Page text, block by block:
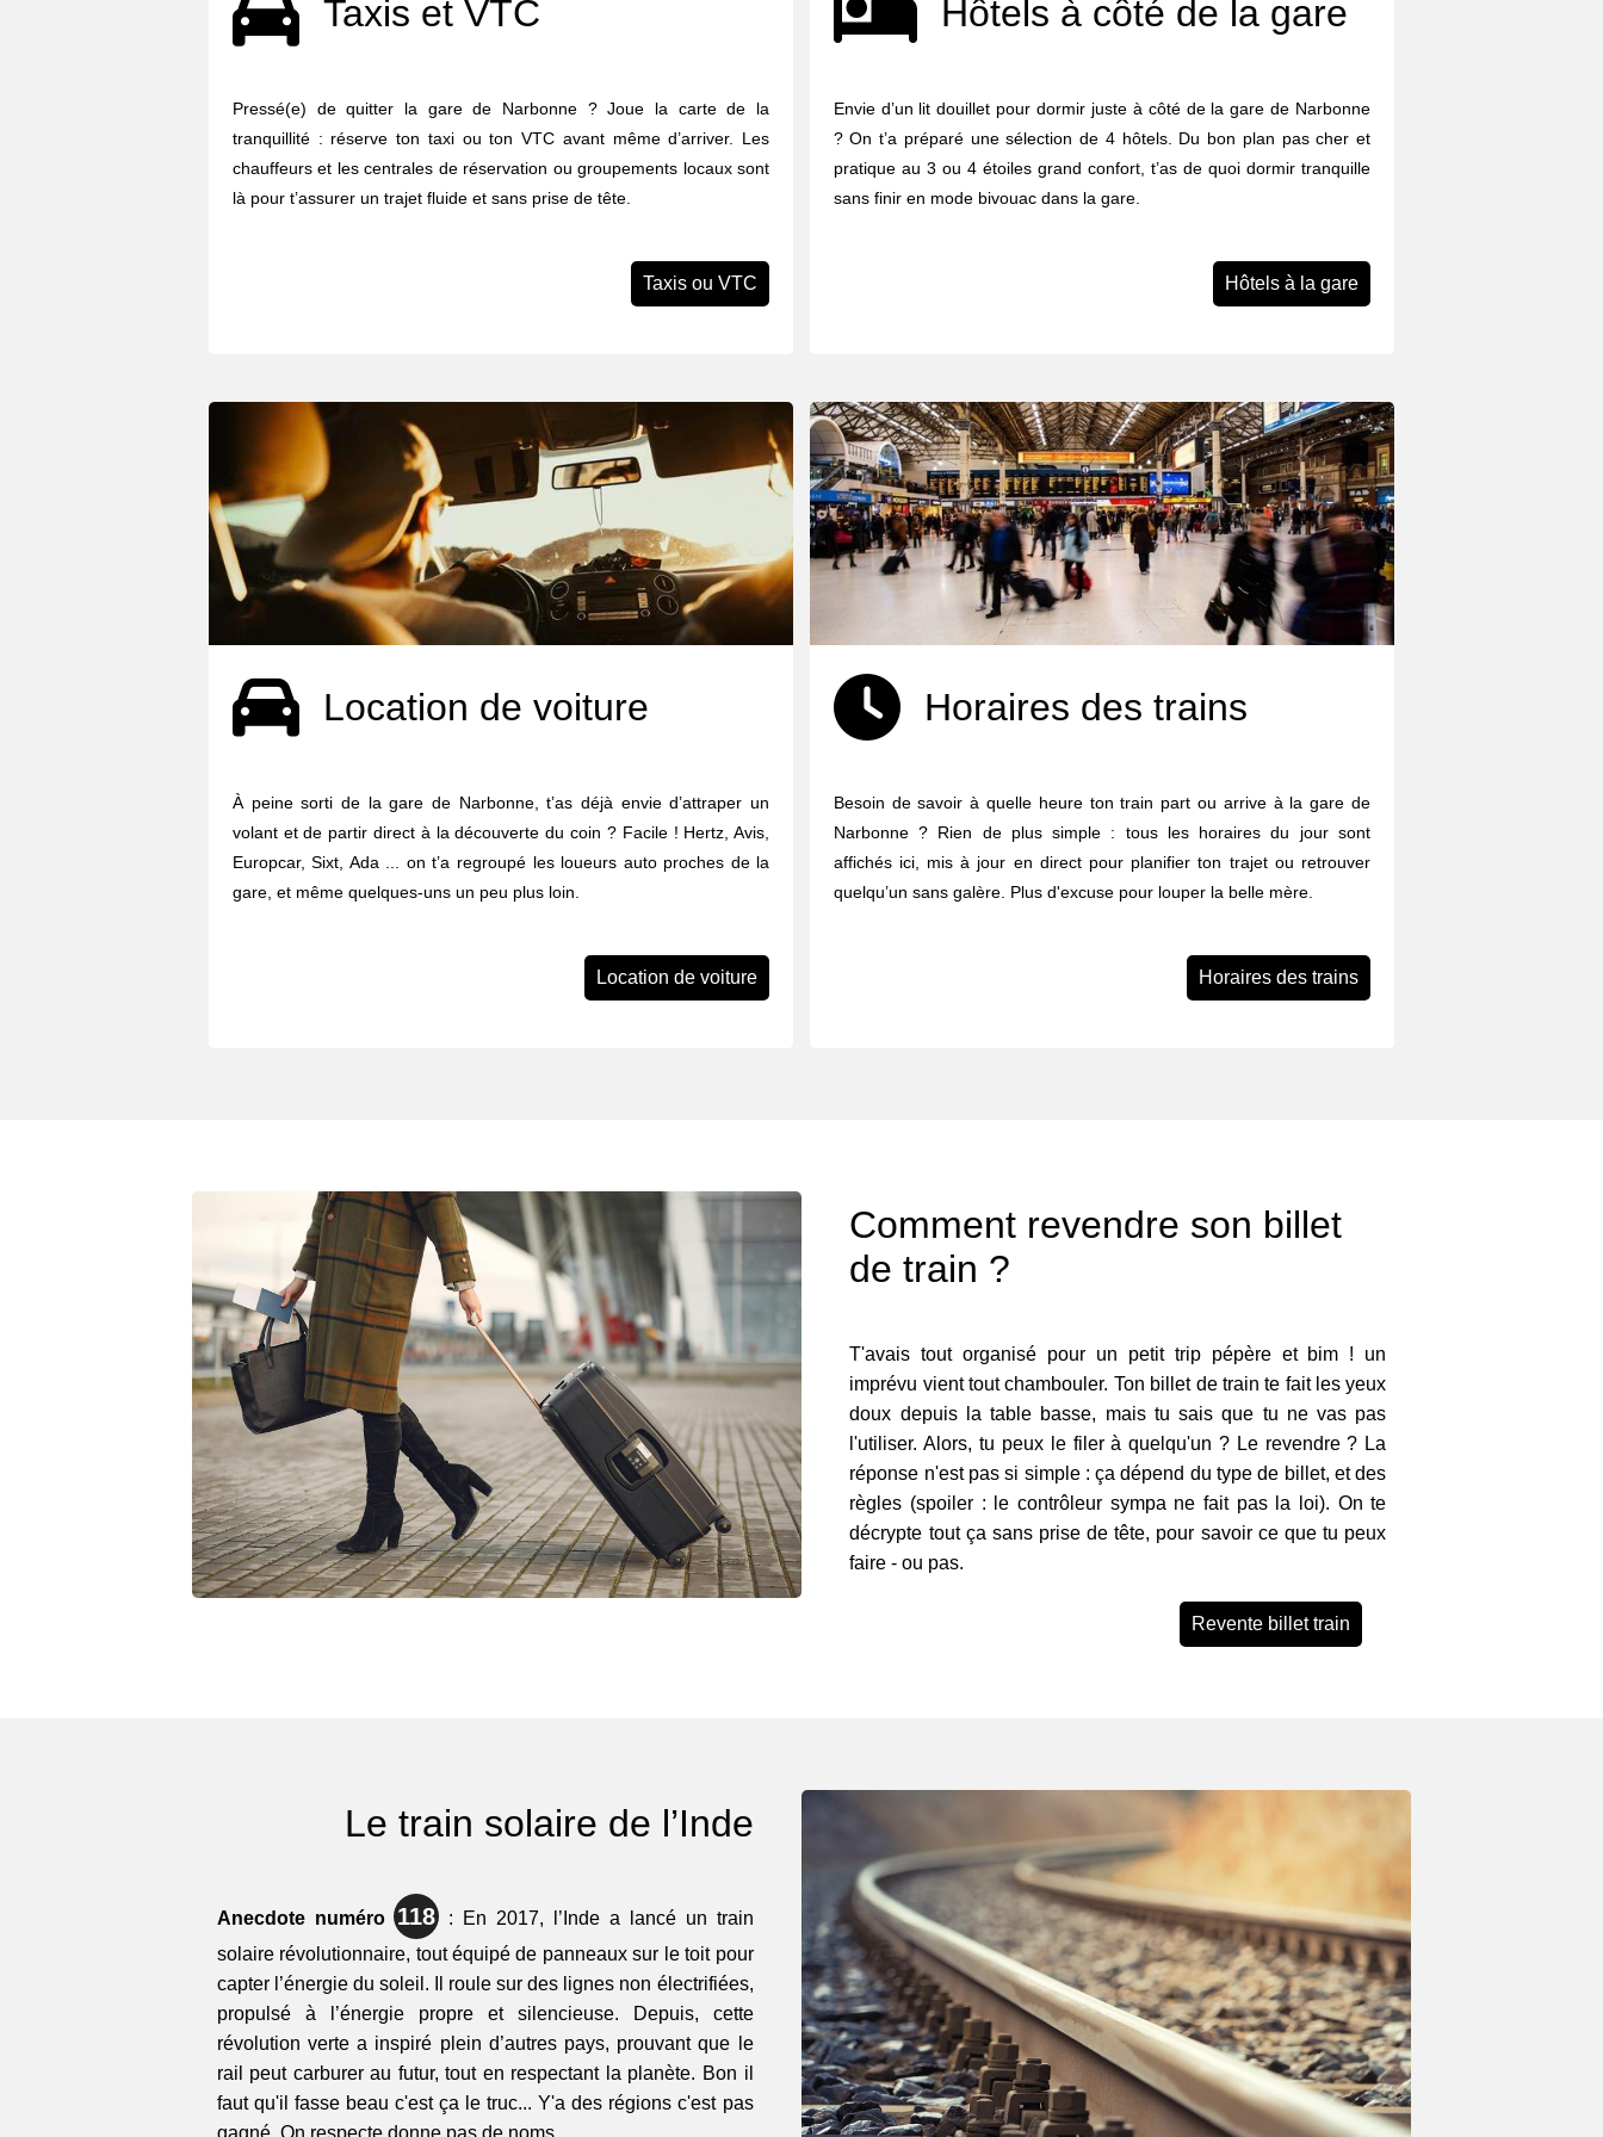
Taxis et VTC
Pressé(e) de quitter la gare de Narbonne ? Joue la carte de la
tranquillité : réserve ton taxi ou ton VTC avant même d’arriver. Les
chauffeurs et les centrales de réservation ou groupements locaux sont
là pour t’assurer un trajet fluide et sans prise de tête.
Taxis ou VTC
Hôtels à côté de la gare
Envie d’un lit douillet pour dormir juste à côté de la gare de Narbonne
? On t’a préparé une sélection de 4 hôtels. Du bon plan pas cher et
pratique au 3 ou 4 étoiles grand confort, t’as de quoi dormir tranquille
sans finir en mode bivouac dans la gare.
Hôtels à la gare
Location de voiture
À peine sorti de la gare de Narbonne, t’as déjà envie d’attraper un
volant et de partir direct à la découverte du coin ? Facile ! Hertz, Avis,
Europcar, Sixt, Ada ... on t’a regroupé les loueurs auto proches de la
gare, et même quelques-uns un peu plus loin.
Location de voiture
Horaires des trains
Besoin de savoir à quelle heure ton train part ou arrive à la gare de
Narbonne ? Rien de plus simple : tous les horaires du jour sont
affichés ici, mis à jour en direct pour planifier ton trajet ou retrouver
quelqu’un sans galère. Plus d'excuse pour louper la belle mère.
Horaires des trains
Comment revendre son billet
de train ?
T'avais tout organisé pour un petit trip pépère et bim ! un
imprévu vient tout chambouler. Ton billet de train te fait les yeux
doux depuis la table basse, mais tu sais que tu ne vas pas
l'utiliser. Alors, tu peux le filer à quelqu'un ? Le revendre ? La
réponse n'est pas si simple : ça dépend du type de billet, et des
règles (spoiler : le contrôleur sympa ne fait pas la loi). On te
décrypte tout ça sans prise de tête, pour savoir ce que tu peux
faire - ou pas.
Revente billet train
Le train solaire de l’Inde
Anecdote numéro 118
: En 2017, l’Inde a lancé un train
solaire révolutionnaire, tout équipé de panneaux sur le toit pour
capter l’énergie du soleil. Il roule sur des lignes non électrifiées,
propulsé à l’énergie propre et silencieuse. Depuis, cette
révolution verte a inspiré plein d’autres pays, prouvant que le
rail peut carburer au futur, tout en respectant la planète. Bon il
faut qu'il fasse beau c'est ça le truc... Y'a des régions c'est pas